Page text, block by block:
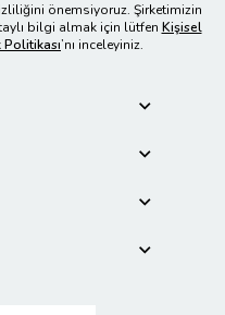
önemsiyoruz. Şirketimizin
bilgi almak için lütfen Kişisel
’nı inceleyiniz.